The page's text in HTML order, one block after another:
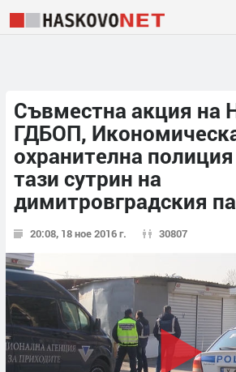
Съвместна акция на
ГДБОП,
охранителна
тази сутрин на
димитровградския
20:08, 18 ное 2016 г. 30807